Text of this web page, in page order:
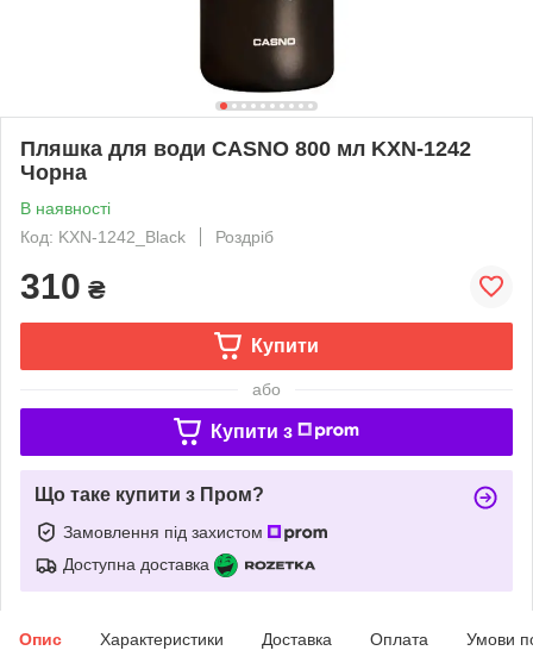
Пляшка для води CASNO 800 мл KXN-1242
Чорна
В наявності
Код: KXN-1242_Black
Роздріб
310 ₴
Купити
або
Купити з
Що таке купити з Пром?
Замовлення під захистом
Доступна доставка
Опис Характеристики Доставка Оплата Умови